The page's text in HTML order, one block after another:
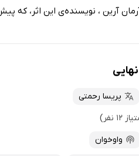
آرین ، نویسنده‌ی این اثر، که
پریسا رحمتی
۱۲ نفر)
واوخوان